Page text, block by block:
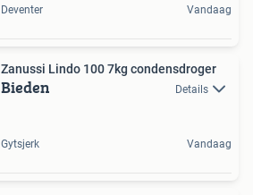
Deventer Vandaag
Zanussi Lindo 100 7kg condensdroger
Bieden Details
Gytsjerk Vandaag